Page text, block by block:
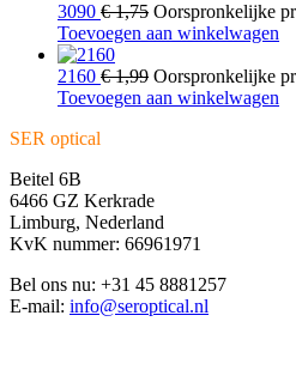
3090 €1,75 Oorspronkelijke
Toevoegen aan winkelwagen
2160 €1,99 Oorspronkelijke
Toevoegen aan winkelwagen
SER optical
Beitel 6B
6466 GZ Kerkrade
Limburg, Nederland
KvK nummer: 66961971
Bel ons nu: +31 45 8881257
E-mail: info@seroptical.nl